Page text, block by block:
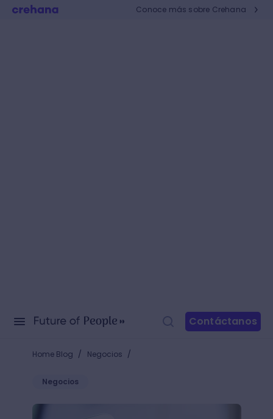
Conoce más sobre Crehana
Contáctanos
Home Blog / Negocios /
Negocios
Lista de ventajas y desventajas de Instagram: los